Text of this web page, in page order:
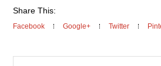
Share This:
Facebook Google+ Twitter